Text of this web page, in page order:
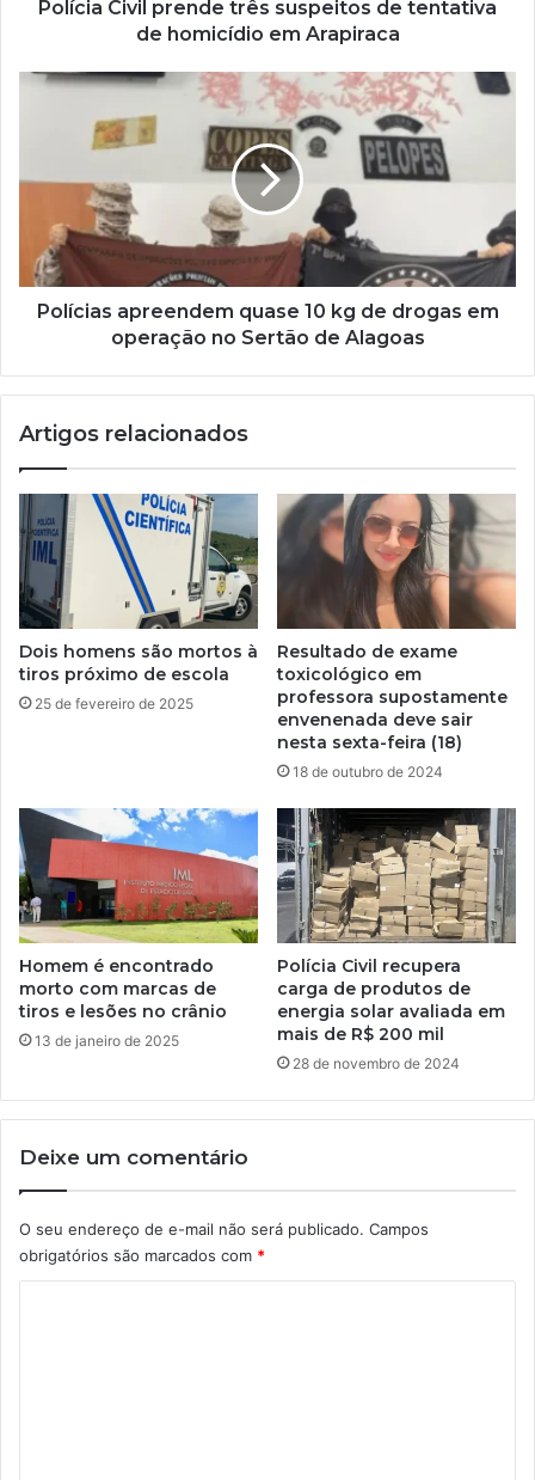
Polícia Civil prende três suspeitos de tentativa
de homicídio em Arapiraca
Polícias apreendem quase 10 kg de drogas em
operação no Sertão de Alagoas
Artigos relacionados
Dois homens são mortos à
tiros próximo de escola
25 de fevereiro de 2025
Resultado de exame
toxicológico em
professora supostamente
envenenada deve sair
nesta sexta-feira (18)
18 de outubro de 2024
Homem é encontrado
morto com marcas de
tiros e lesões no crânio
13 de janeiro de 2025
Polícia Civil recupera
carga de produtos de
energia solar avaliada em
mais de R$ 200 mil
28 de novembro de 2024
Deixe um comentário
O seu endereço de e-mail não será publicado. Campos
obrigatórios são marcados com *